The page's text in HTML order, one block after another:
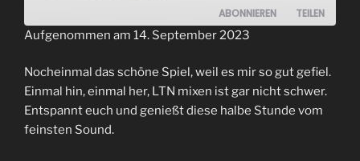
ABONNIEREN TEILEN
RSS FEED
LINK
EMBED
Aufgenommen am 14. September 2023
Nocheinmal das schöne Spiel, weil es mir so gut gefiel.
Einmal hin, einmal her, LTN mixen ist gar nicht schwer.
Entspannt euch und genießt diese halbe Stunde vom
feinsten Sound.